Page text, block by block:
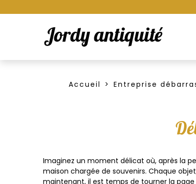
Accueil Entreprise
Imaginez un moment délicat où, après la
maison chargée de souvenirs. Chaque
maintenant, il est temps de tourner la